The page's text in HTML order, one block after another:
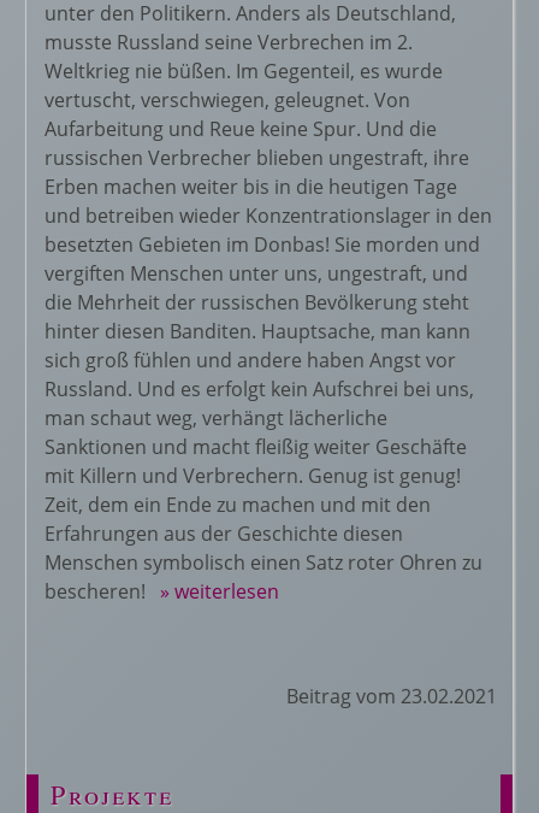
unter den Politikern. Anders als Deutschland,
musste Russland seine Verbrechen im 2.
Weltkrieg nie büßen. Im Gegenteil, es wurde
vertuscht, verschwiegen, geleugnet. Von
Aufarbeitung und Reue keine Spur. Und die
russischen Verbrecher blieben ungestraft, ihre
Erben machen weiter bis in die heutigen Tage
und betreiben wieder Konzentrationslager in den
besetzten Gebieten im Donbas! Sie morden und
vergiften Menschen unter uns, ungestraft, und
die Mehrheit der russischen Bevölkerung steht
hinter diesen Banditen. Hauptsache, man kann
sich groß fühlen und andere haben Angst vor
Russland. Und es erfolgt kein Aufschrei bei uns,
man schaut weg, verhängt lächerliche
Sanktionen und macht fleißig weiter Geschäfte
mit Killern und Verbrechern. Genug ist genug!
Zeit, dem ein Ende zu machen und mit den
Erfahrungen aus der Geschichte diesen
Menschen symbolisch einen Satz roter Ohren zu
bescheren! » weiterlesen
Beitrag vom 23.02.2021
Projekte